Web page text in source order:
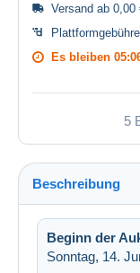
Versand ab 0,00
Es bleiben
5
Beschreibung
Beginn der
Sonntag, 14.